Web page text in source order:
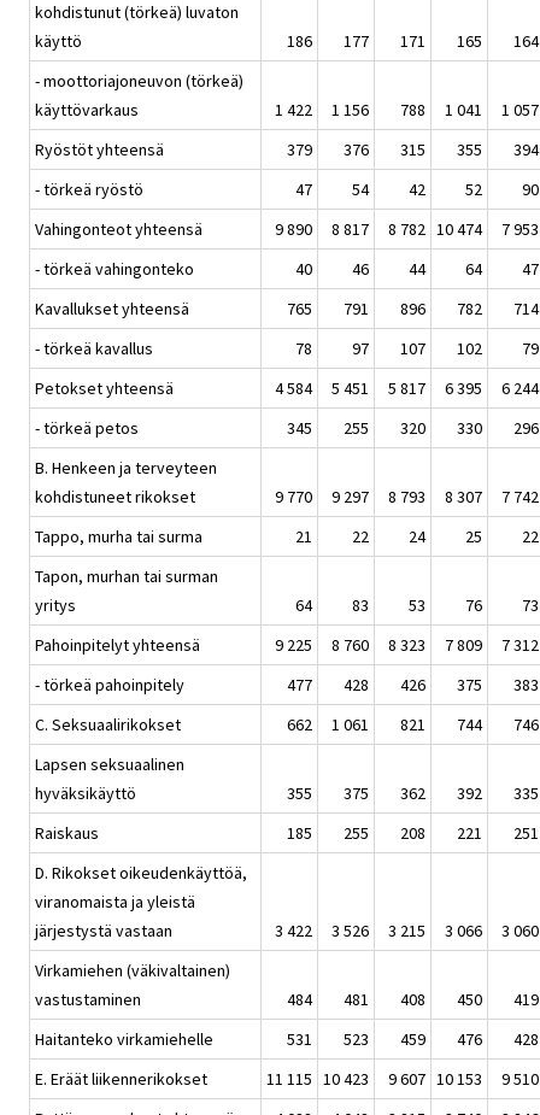
kohdistunut (törkeä) luvaton
käyttö
186 177 171 165
164
- moottoriajoneuvon (törkeä)
käyttövarkaus
1 422 1 156 788 1 041
1 057
Ryöstöt yhteensä
379 376 315 355
394
- törkeä ryöstö
47 54 42 52
90
Vahingonteot yhteensä
9 890 8 817 8 782 10 474
7 953
- törkeä vahingonteko
40 46 44 64
47
Kavallukset yhteensä
765 791 896 782
714
- törkeä kavallus
78 97 107 102
79
Petokset yhteensä
4 584 5 451 5 817 6 395
6 244
- törkeä petos
345 255 320 330
296
B. Henkeen ja terveyteen
kohdistuneet rikokset
9 770 9 297 8 793 8 307
7 742
Tappo, murha tai surma
21 22 24 25
22
Tapon, murhan tai surman
yritys
64 83 53 76
73
Pahoinpitelyt yhteensä
9 225 8 760 8 323 7 809
7 312
- törkeä pahoinpitely
477 428 426 375
383
C. Seksuaalirikokset
662 1 061 821 744
746
Lapsen seksuaalinen
hyväksikäyttö
355 375 362 392
335
Raiskaus
185 255 208 221
251
D. Rikokset oikeudenkäyttöä,
viranomaista ja yleistä
järjestystä vastaan
3 422 3 526 3 215 3 066
3 060
Virkamiehen (väkivaltainen)
vastustaminen
484 481 408 450
419
Haitanteko virkamiehelle
531 523 459 476
428
E. Eräät liikennerikokset
11 115 10 423 9 607 10 153
9 510